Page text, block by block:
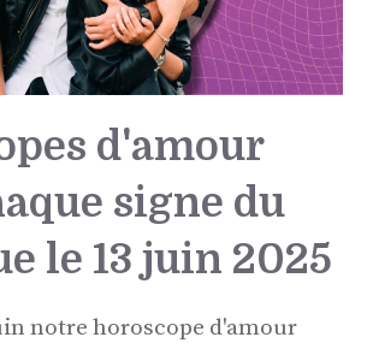
d'amour
signe du
le 13 juin 2025
notre horoscope d'amour